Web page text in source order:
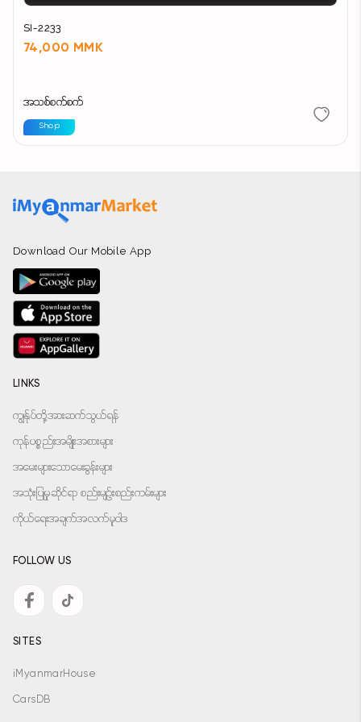
SI-2233
74,000 MMK
အသစ်စက်စက်
Shop
Download Our Mobile App
LINKS
ကျွန်ုပ်တို့အားဆက်သွယ်ရန်
ကုန်ပစ္စည်းအမျိုးအစားများ
အမေးများသောမေးခွန်းများ
အသုံးပြုမှုဆိုင်ရာ စည်းမျဉ်းစည်းကမ်းများ
ကိုယ်ရေးအချက်အလက်မူဝါဒ
FOLLOW US
SITES
iMyanmarHouse
CarsDB